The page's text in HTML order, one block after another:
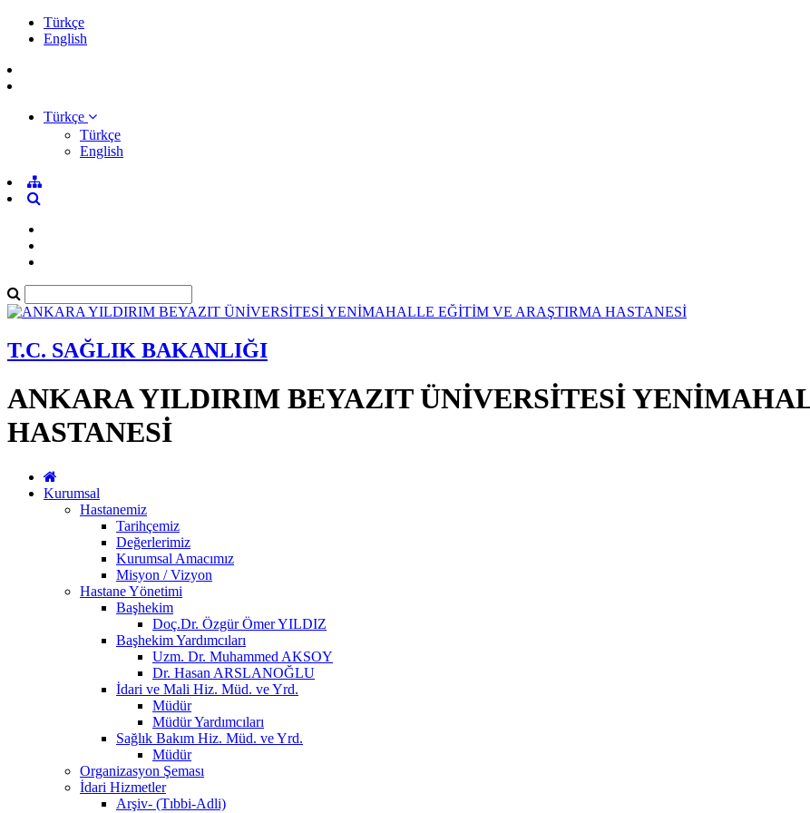
Türkçe
English
Türkçe
Türkçe
English
T.C. SAĞLIK BAKANLIĞI
ANKARA YILDIRIM BEYAZIT ÜNİVERSİTESİ
HASTANESİ
Kurumsal
Hastanemiz
Tarihçemiz
Değerlerimiz
Kurumsal Amacımız
Misyon / Vizyon
Hastane Yönetimi
Başhekim
Doç.Dr. Özgür Ömer YILDIZ
Başhekim Yardımcıları
Uzm. Dr. Muhammed AKSOY
Dr. Hasan ARSLANOĞLU
İdari ve Mali Hiz. Müd. ve Yrd.
Müdür
Müdür Yardımcıları
Sağlık Bakım Hiz. Müd. ve Yrd.
Müdür
Organizasyon Şeması
İdari Hizmetler
Arşiv- (Tıbbi-Adli)